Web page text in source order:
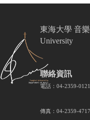
東海大學 音樂
University
聯絡資訊
電話：04-2359-
傳真：04-2359-